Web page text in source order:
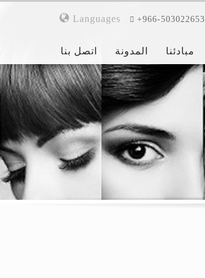
+966-503022653
Languages
مبادئنا المدونة اتصل بنا